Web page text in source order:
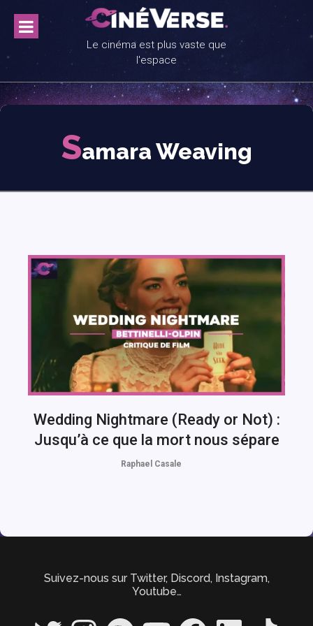
content
Le cinéma est plus vaste que
l'espace
Samara Weaving
Wedding Nightmare (Ready or Not) :
Jusqu’à ce que la mort nous sépare
Raphael Casale
Suivez-nous sur Twitter, Discord, Instagram,
Youtube…
Twitter InstagramSpotify YouTube FacebookLinkedIn TikTok